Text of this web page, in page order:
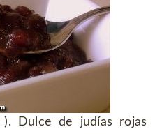
Dulce de judías rojas